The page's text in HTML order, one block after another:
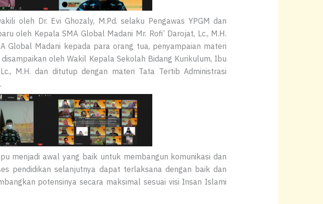
oleh Dr. Evi Ghozaly, M.Pd. selaku Pengawas YPGM dan
oleh Kepala SMA Global Madani Mr. Rofi’ Darojat, Lc., M.H.
Global Madani kepada para orang tua, penyampaian materi
oleh Wakil Kepala Sekolah Bidang Kurikulum, Ibu
M.H. dan ditutup dengan materi Tata Tertib Administrasi
menjadi awal yang baik untuk membangun komunikasi dan
pendidikan selanjutnya dapat terlaksana dengan baik dan
potensinya secara maksimal sesuai visi Insan Islami